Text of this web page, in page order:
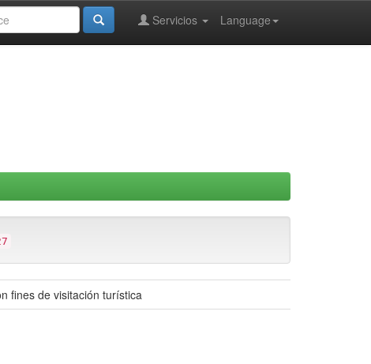
Language
Servicios
fines de visitación turística